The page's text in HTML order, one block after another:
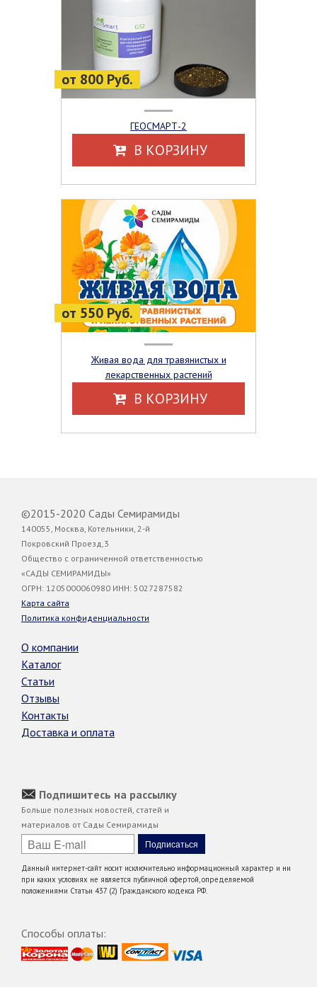
от 800 Руб.
ГЕОСМАРТ-2
В КОРЗИНУ
от 550 Руб.
Живая вода для травянистых и
лекарственных растений
В КОРЗИНУ
©2015-2020 Сады Семирамиды
140055, Москва, Котельники, 2-й
Покровский Проезд,3
Общество с ограниченной ответственностью
«САДЫ СЕМИРАМИДЫ»
ОГРН: 1205000060980 ИНН: 5027287582
Карта сайта
Политика конфиденциальности
О компании
Каталог
Статьи
Отзывы
Контакты
Доставка и оплата
Подпишитесь на рассылку
Больше полезных новостей, статей и
материалов от Сады Семирамиды
Данный интернет-сайт носит исключительно информационный характер и ни
при каких условиях не является публичной офертой, определяемой
положениями Статьи 437 (2) Гражданского кодекса РФ.
Способы оплаты: